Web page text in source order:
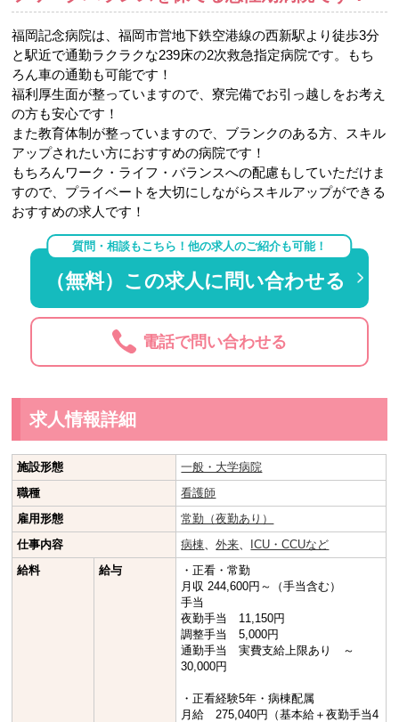
福岡記念病院は、福岡市営地下鉄空港線の西新駅より徒歩3分
と駅近で通勤ラクラクな239床の2次救急指定病院です。もち
ろん車の通勤も可能です！
福利厚生面が整っていますので、寮完備でお引っ越しをお考え
の方も安心です！
また教育体制が整っていますので、ブランクのある方、スキル
アップされたい方におすすめの病院です！
もちろんワーク・ライフ・バランスへの配慮もしていただけま
すので、プライベートを大切にしながらスキルアップができる
おすすめの求人です！
質問・相談もこちら！他の求人のご紹介も可能！
（無料）この求人に問い合わせる
電話で問い合わせる
求人情報詳細
施設形態
一般・大学病院
職種
看護師
雇用形態
常勤（夜勤あり）
仕事内容
病棟 、外来
ICU・CCUなど
給料
給与
・正看・常勤
月収 244,600円～（手当含む）
手当
夜勤手当 11,150円
調整手当 5,000円
通勤手当 実費支給上限あり ～
30,000円
・正看経験5年・病棟配属
月給 275,040円（基本給＋夜勤手当4